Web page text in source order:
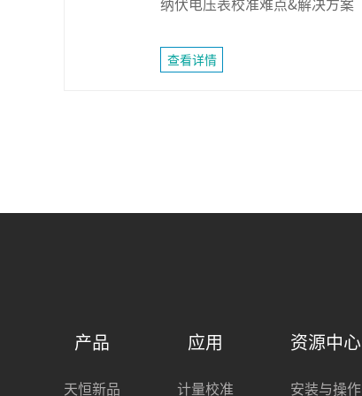
纳伏电压表校准难点&解决方案
查看详情
产品
天恒新品
应用
计量校准
资源中心
安装与操作